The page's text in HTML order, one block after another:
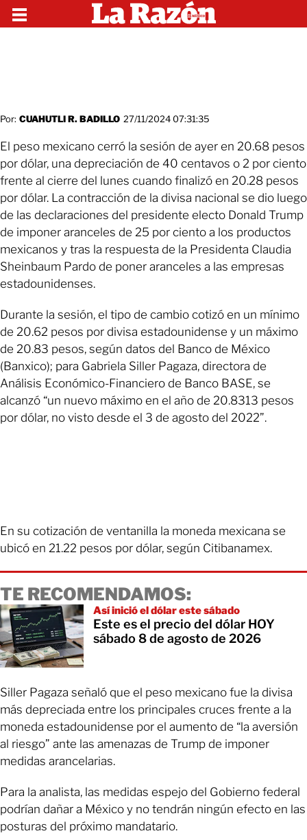
Por: CUAHUTLI R. BADILLO 27/11/2024 07:31:35
El peso mexicano cerró la sesión de ayer en 20.68 pesos
por dólar, una depreciación de 40 centavos o 2 por ciento
frente al cierre del lunes cuando finalizó en 20.28 pesos
por dólar. La contracción de la divisa nacional se dio luego
de las declaraciones del presidente electo Donald Trump
de imponer aranceles de 25 por ciento a los productos
mexicanos y tras la respuesta de la Presidenta Claudia
Sheinbaum Pardo de poner aranceles a las empresas
estadounidenses.
Durante la sesión, el tipo de cambio cotizó en un mínimo
de 20.62 pesos por divisa estadounidense y un máximo
de 20.83 pesos, según datos del Banco de México
(Banxico); para Gabriela Siller Pagaza, directora de
Análisis Económico-Financiero de Banco BASE, se
alcanzó “un nuevo máximo en el año de 20.8313 pesos
por dólar, no visto desde el 3 de agosto del 2022”.
En su cotización de ventanilla la moneda mexicana se
ubicó en 21.22 pesos por dólar, según Citibanamex.
TE RECOMENDAMOS:
Así inició el dólar este sábado
Este es el precio del dólar HOY
sábado 8 de agosto de 2026
Siller Pagaza señaló que el peso mexicano fue la divisa
más depreciada entre los principales cruces frente a la
moneda estadounidense por el aumento de “la aversión
al riesgo” ante las amenazas de Trump de imponer
medidas arancelarias.
Para la analista, las medidas espejo del Gobierno federal
podrían dañar a México y no tendrán ningún efecto en las
posturas del próximo mandatario.